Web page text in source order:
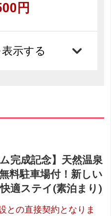
円
示する
ム完成記念】天然温泉
料駐車場付！新しい
適ステイ(素泊まり)
との直接契約となりま